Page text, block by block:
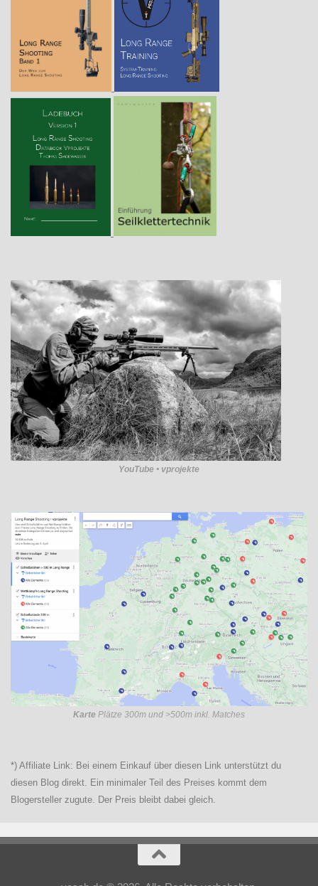
YouTube • vprojekte
Karte Plätze 300m und >500m inkl. Matches
*) Affiliate Link: Bei einem Einkauf über diesen Link unterstützt du
diesen Blog direkt. Ein minimaler Teil des Preises kommt dem
Blogersteller zugute. Der Preis bleibt dabei gleich.